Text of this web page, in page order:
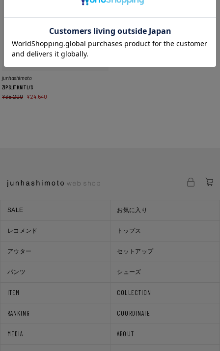
junhashimoto
ZIP SLIT KNIT L/S
¥35,200 ¥24,640
ITEM COLLECTION
RANKING COORDINATE
MEDIA ABOUT
SALE お気に入り
レコメンド トップス
アウター セットアップ
パンツ シューズ